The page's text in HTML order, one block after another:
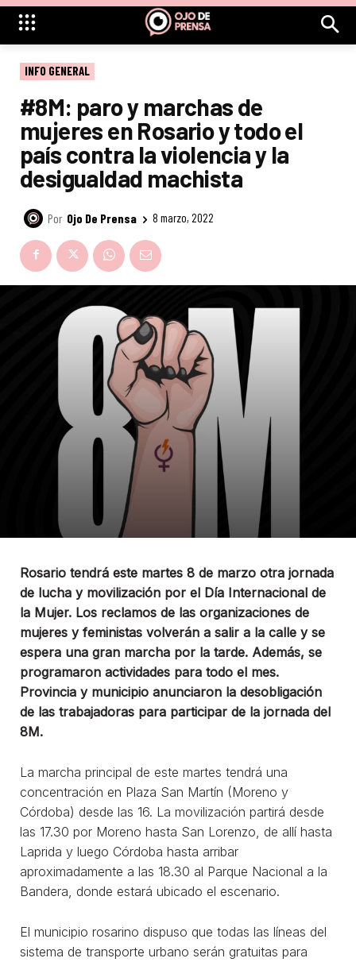
INFO GENERAL
#8M: paro y marchas de
mujeres en Rosario y todo el
país contra la violencia y la
desigualdad machista
Por Ojo De Prensa 8 marzo, 2022
Rosario tendrá este martes 8 de marzo otra jornada
de lucha y movilización por el Día Internacional de
la Mujer. Los reclamos de las organizaciones de
mujeres y feministas volverán a salir a la calle y se
espera una gran marcha por la tarde. Además, se
programaron actividades para todo el mes.
Provincia y municipio anunciaron la desobligación
de las trabajadoras para participar de la jornada del
8M.
La marcha principal de este martes tendrá una
concentración en Plaza San Martín (Moreno y
Córdoba) desde las 16. La movilización partirá desde
las 17.30 por Moreno hasta San Lorenzo, de allí hasta
Laprida y luego Córdoba hasta arribar
aproximadamente a las 18.30 al Parque Nacional a la
Bandera, donde estará ubicado el escenario.
El municipio rosarino dispuso que todas las líneas del
sistema de transporte urbano serán gratuitas para